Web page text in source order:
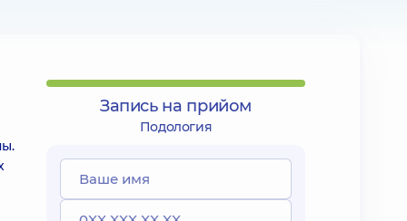
Запись на прийом
Подология